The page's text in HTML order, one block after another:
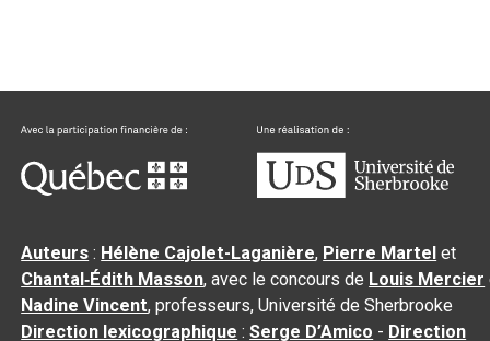
Auteurs : Hélène Cajolet-Laganière, Pierre Martel et
Chantal‑Édith Masson, avec le concours de Louis Mercier
Nadine Vincent, professeurs, Université de Sherbrooke
Direction lexicographique :Serge D’Amico - Direction